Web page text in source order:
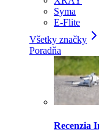
Syma
E-Flite
Všetky značky
Poradňa
Recenzia